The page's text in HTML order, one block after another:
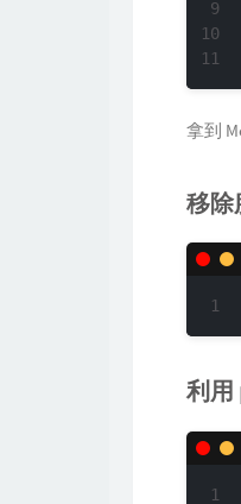
拿到
移除
利用